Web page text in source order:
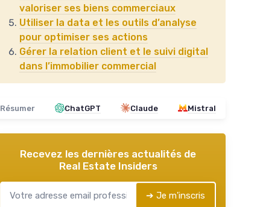
valoriser ses biens commerciaux
Utiliser la data et les outils d’analyse
pour optimiser ses actions
Gérer la relation client et le suivi digital
dans l’immobilier commercial
Résumer ChatGPT Claude Mistral
Recevez les dernières actualités de
Real Estate Insiders
➔ Je m'inscris